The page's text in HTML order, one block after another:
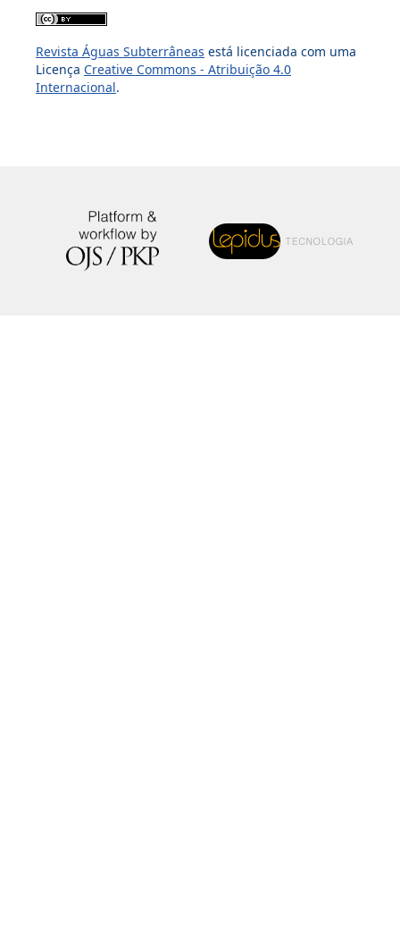
Revista Águas Subterrâneas está licenciada com uma
Licença Creative Commons - Atribuição 4.0
Internacional.